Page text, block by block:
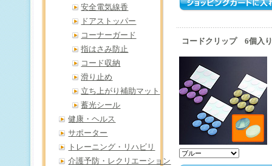
コードクリップ 6個入
安全電気線香
ドアストッパー
コーナーガード
指はさみ防止
コード収納
滑り止め
立ち上がり補助マット
蓄光シール
健康・ヘルス
サポーター
トレーニング・リハビリ
介護予防・レクリエーション